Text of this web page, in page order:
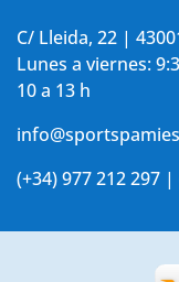
C/ Lleida, 22 |
Lunes a viernes:
10 a 13 h
(+34) 977 212 297